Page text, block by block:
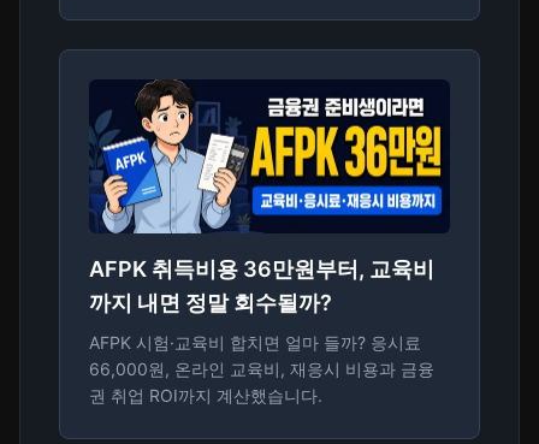
AFPK 취득비용 36만원부터, 교육비
까지 내면 정말 회수될까?
AFPK 시험·교육비 합치면 얼마 들까? 응시료
66,000원, 온라인 교육비, 재응시 비용과 금융
권 취업 ROI까지 계산했습니다.